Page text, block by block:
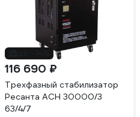
116 690 ₽
Трехфазный стабилизатор
Ресанта АСН 30000/3
63/4/7